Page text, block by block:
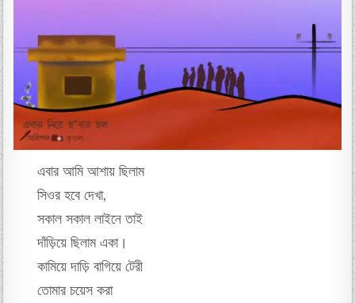
এবার আমি আশায় ছিলাম
সিওর হবে দেখা,
সকাল সকাল লাইনে তাই
দাঁড়িয়ে ছিলাম একা।
কামিয়ে দাড়ি বাগিয়ে টেরী
তোমার চয়েস করা